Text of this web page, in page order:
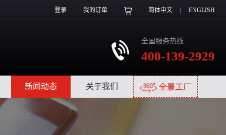
登录 我的订单 简体中文 ENGLISH
全国服务热线
400-139-2929
新闻动态 关于我们 全景工厂